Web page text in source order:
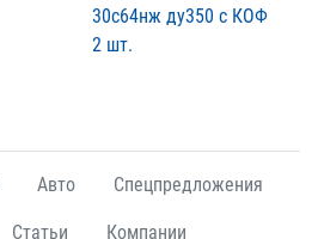
30с64нж ду350 с КОФ
2 шт.
Авто Спецпредложения
Статьи Компании